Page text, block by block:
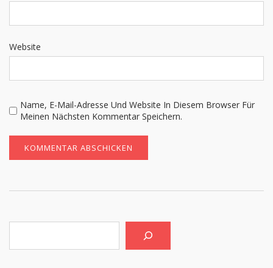
Website
Name, E-Mail-Adresse Und Website In Diesem Browser Für
Meinen Nächsten Kommentar Speichern.